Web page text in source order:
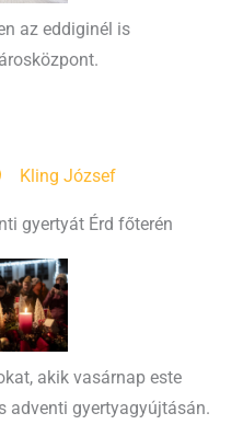
az eddiginél is
Kling József
gyertyát Érd főterén
akik vasárnap este
adventi gyertyagyújtásán.